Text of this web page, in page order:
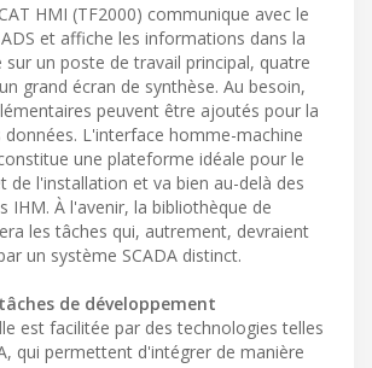
HMI (TF2000) communique avec le
et affiche les informations dans la
sur un poste de travail principal, quatre
grand écran de synthèse. Au besoin,
peuvent être ajoutés pour la
données. L'interface homme-machine
une plateforme idéale pour le
de l'installation et va bien au-delà des
IHM. À l'avenir, la bibliothèque de
les tâches qui, autrement, devraient
un système SCADA distinct.
de développement
est facilitée par des technologies telles
qui permettent d'intégrer de manière